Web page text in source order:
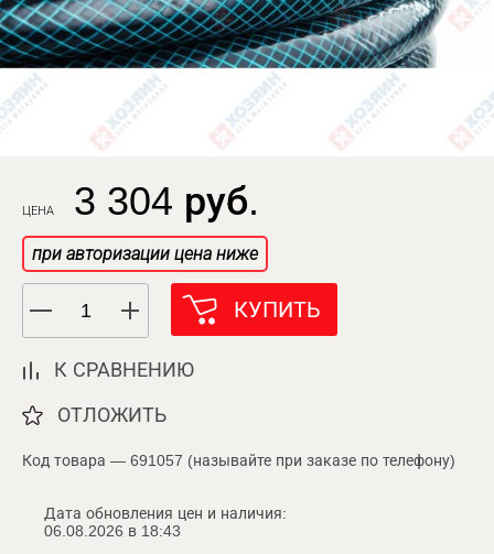
ЦЕНА 3 304 руб.
при авторизации цена ниже
КУПИТЬ
К СРАВНЕНИЮ
ОТЛОЖИТЬ
Код товара — 691057 (называйте при заказе по телефону)
Дата обновления цен и наличия:
06.08.2026 в 18:43